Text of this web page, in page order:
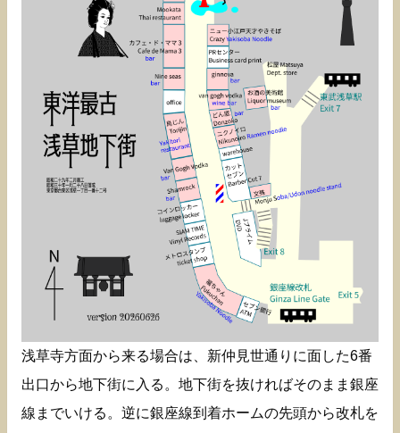
浅草寺方面から来る場合は、新仲見世通りに面した6番
出口から地下街に入る。地下街を抜ければそのまま銀座
線までいける。逆に銀座線到着ホームの先頭から改札を